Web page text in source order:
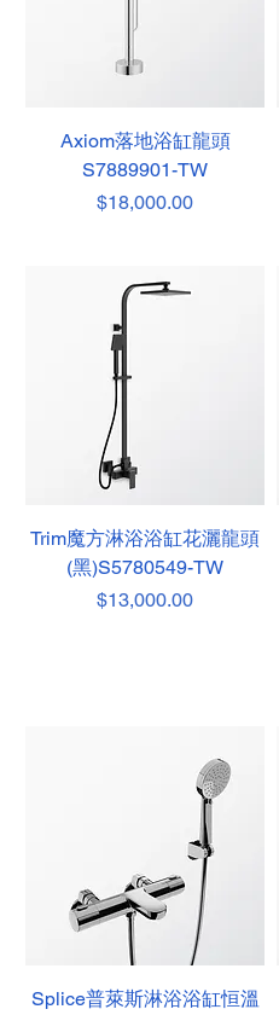
Axiom落地浴缸龍頭
S7889901-TW
價格
$18,000.00
Trim魔方淋浴浴缸花灑龍頭
(黑)S5780549-TW
價格
$13,000.00
Splice普萊斯淋浴浴缸恒溫